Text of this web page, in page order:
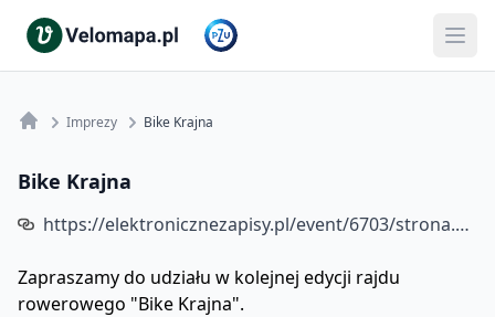
Imprezy Bike Krajna
Bike Krajna
https://elektronicznezapisy.pl/event/6703/strona.html
Zapraszamy do udziału w kolejnej edycji rajdu
rowerowego "Bike Krajna".